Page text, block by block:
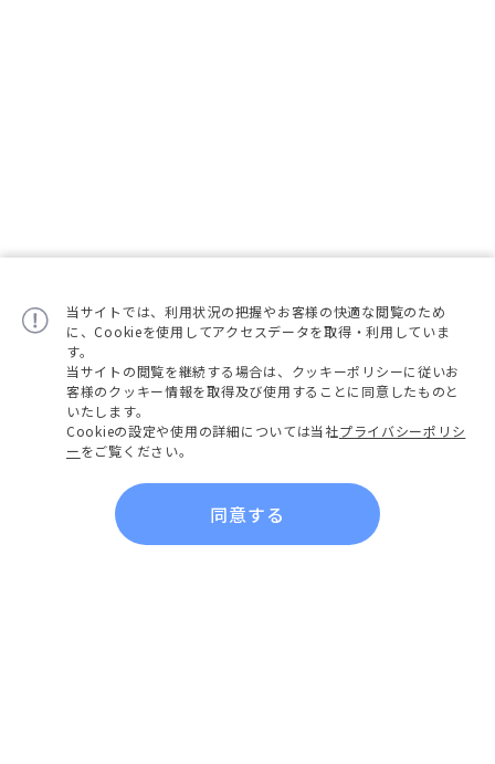
当サイトでは、利用状況の把握やお客様の快適な閲覧のため
に、Cookieを使用してアクセスデータを取得・利用していま
す。
当サイトの閲覧を継続する場合は、クッキーポリシーに従いお
客様のクッキー情報を取得及び使用することに同意したものと
いたします。
Cookieの設定や使用の詳細については当社プライバシーポリシ
ーをご覧ください。
同意する